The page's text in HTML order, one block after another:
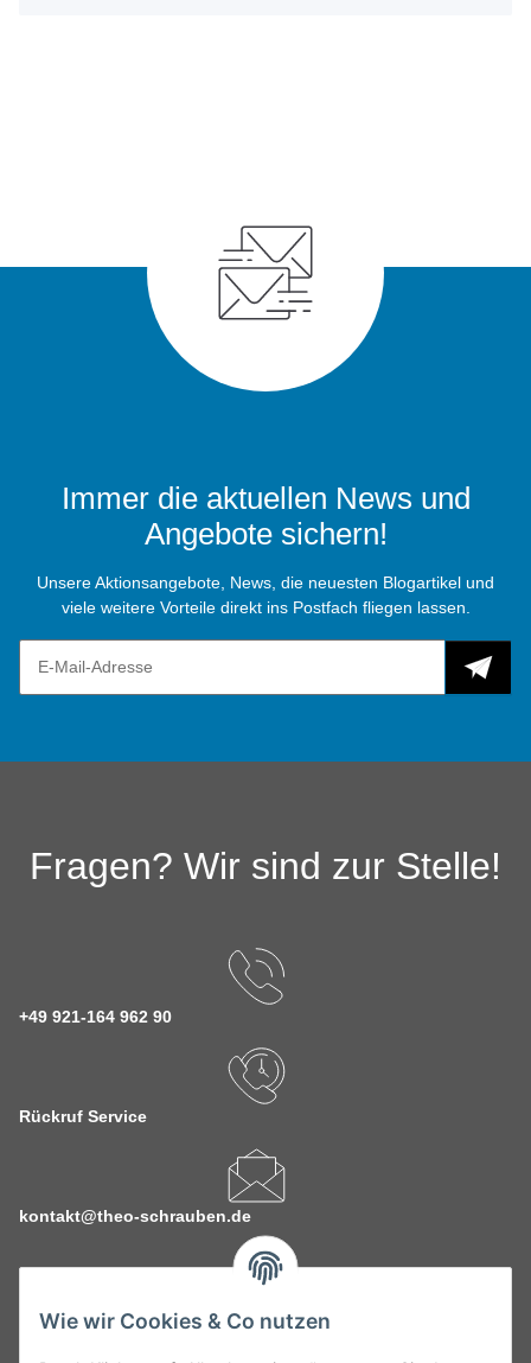
Wie wir Cookies & Co nutzen
Immer die aktuellen News und
Angebote sichern!
Unsere Aktionsangebote, News, die neuesten Blogartikel und
viele weitere Vorteile direkt ins Postfach fliegen lassen.
Fragen? Wir sind zur Stelle!
+49 921-164 962 90
Rückruf Service
kontakt@theo-schrauben.de